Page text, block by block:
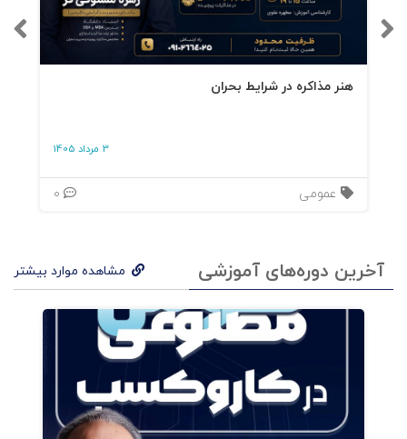
هنر مذاکره در شرایط بحران
3 مرداد 1405
عمومی
آخرین دوره‌های آموزشی مشاهده موارد بیشتر